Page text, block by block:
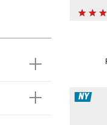
NY